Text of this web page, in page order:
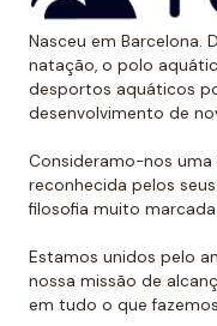
Uso
polo
Da Turbo
polo aquático ou
perfeitamente no
polo aquático seja
importância. Além
água durante o
do homem que os
usados sem
Nasceu em Barcelona.
natação, o polo
desportos aquáticos
desenvolvimento de
Consideramo-nos
reconhecida pelos
filosofia muito marcada.
Estamos unidos pelo
nossa missão de
em tudo o que